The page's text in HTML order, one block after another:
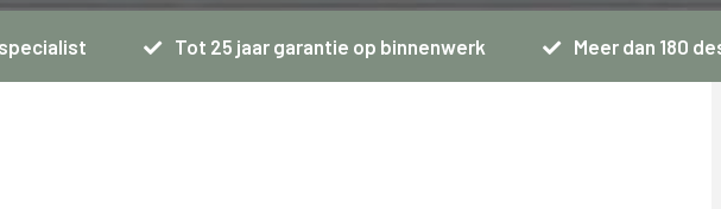
specialist Tot 25 jaar garantie op binnenwerk Meer dan 180